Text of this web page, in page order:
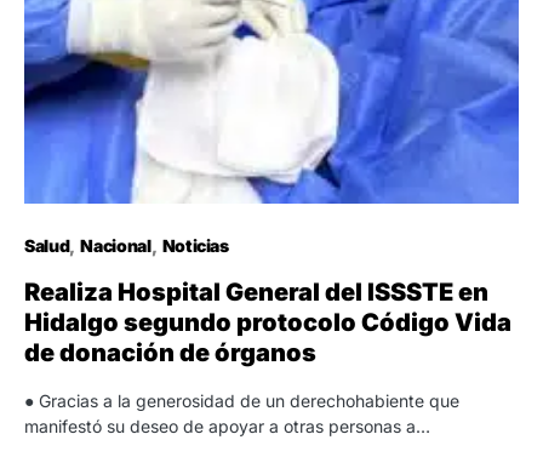
Salud Nacional Noticias
Realiza Hospital General del ISSSTE en
Hidalgo segundo protocolo Código Vida
de donación de órganos
● Gracias a la generosidad de un derechohabiente que
manifestó su deseo de apoyar a otras personas a…